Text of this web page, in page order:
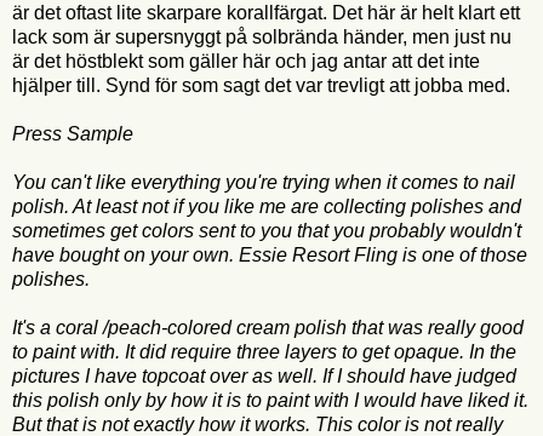
är det oftast lite skarpare korallfärgat. Det här är helt klart ett
lack som är supersnyggt på solbrända händer, men just nu
är det höstblekt som gäller här och jag antar att det inte
hjälper till. Synd för som sagt det var trevligt att jobba med.
Press Sample
You can't like everything you're trying when it comes to nail
polish. At least not if you like me are collecting polishes and
sometimes get colors sent to you that you probably wouldn't
have bought on your own. Essie Resort Fling is one of those
polishes.
It's a coral /peach-colored cream polish that was really good
to paint with. It did require three layers to get opaque. In the
pictures I have topcoat over as well. If I should have judged
this polish only by how it is to paint with I would have liked it.
But that is not exactly how it works. This color is not really